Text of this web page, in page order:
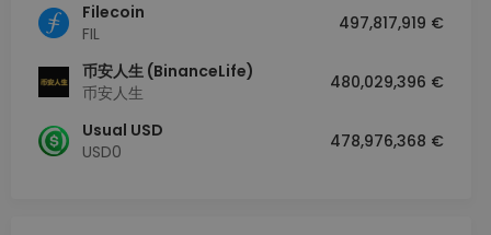
Filecoin
FIL
497,817,919 €
币安人生 (BinanceLife)
币安人生
480,029,396 €
Usual USD
USD0
478,976,368 €